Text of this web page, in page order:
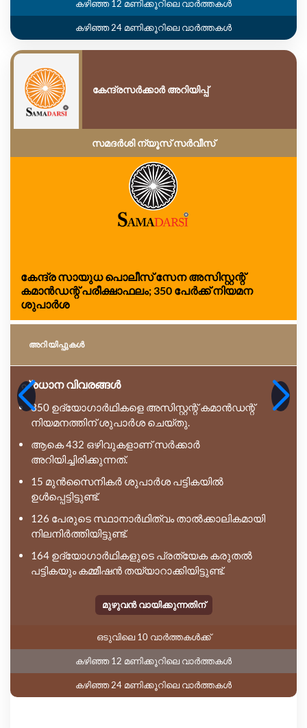
കഴിഞ്ഞ 12 മണിക്കൂറിലെ വാർത്തകൾ
കഴിഞ്ഞ 24 മണിക്കൂറിലെ വാർത്തകൾ
കേന്ദ്രസർക്കാർ അറിയിപ്പ്
സമദർശി ന്യൂസ് സർവീസ്
കേന്ദ്ര സായുധ പൊലീസ് സേന അസിസ്റ്റന്റ്
കമാൻഡന്റ് പരീക്ഷാഫലം; 350 പേർക്ക് നിയമന
ശുപാർശ
അറിയിപ്പുകള്‍
പ്രധാന വിവരങ്ങൾ
350 ഉദ്യോഗാർഥികളെ അസിസ്റ്റന്റ് കമാൻഡന്റ്
നിയമനത്തിന് ശുപാർശ ചെയ്തു.
ആകെ 432 ഒഴിവുകളാണ് സർക്കാർ
അറിയിച്ചിരിക്കുന്നത്.
15 മുൻസൈനികർ ശുപാർശ പട്ടികയിൽ
ഉൾപ്പെട്ടിട്ടുണ്ട്.
126 പേരുടെ സ്ഥാനാർഥിത്വം താൽക്കാലികമായി
നിലനിർത്തിയിട്ടുണ്ട്.
164 ഉദ്യോഗാർഥികളുടെ പ്രത്യേക കരുതൽ
പട്ടികയും കമ്മീഷൻ തയ്യാറാക്കിയിട്ടുണ്ട്.
മുഴുവൻ വായിക്കുന്നതിന്
ഒടുവിലെ 10 വാർത്തകൾക്ക്
കഴിഞ്ഞ 12 മണിക്കൂറിലെ വാർത്തകൾ
കഴിഞ്ഞ 24 മണിക്കൂറിലെ വാർത്തകൾ